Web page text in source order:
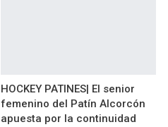
HOCKEY PATINES| El senior
femenino del Patín Alcorcón
apuesta por la continuidad